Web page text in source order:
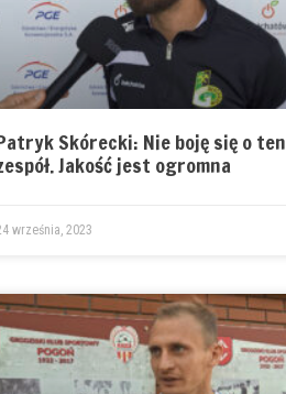
Skórecki: Nie boję się o ten
Jakość jest ogromna
września, 2023